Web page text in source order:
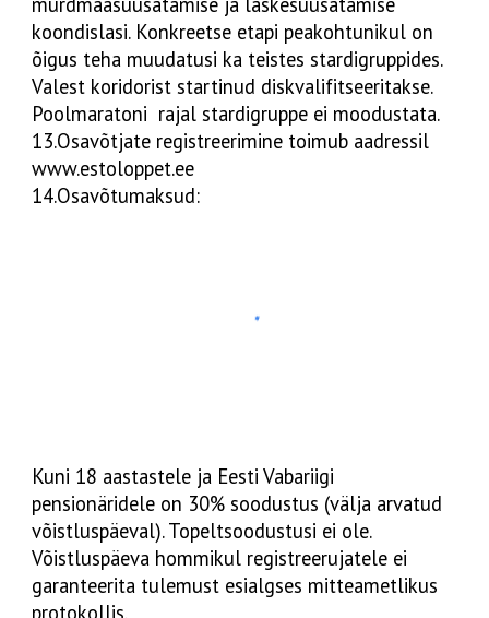
koondislasi. Konkreetse etapi peakohtunikul on
õigus teha muudatusi ka teistes stardigruppides.
Valest koridorist startinud diskvalifitseeritakse.
Poolmaratoni rajal stardigruppe ei moodustata.
13.Osavõtjate registreerimine toimub aadressil
www.estoloppet.ee
14.Osavõtumaksud:
Kuni 18 aastastele ja Eesti Vabariigi
pensionäridele on 30% soodustus (välja arvatud
võistluspäeval). Topeltsoodustusi ei ole.
Võistluspäeva hommikul registreerujatele ei
garanteerita tulemust esialgses mitteametlikus
protokollis.